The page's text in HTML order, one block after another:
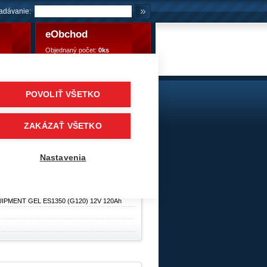
eObchod
Objednaný počet: 0ks
12V 120Ah
karavany, lode, stroje EXIDE EQUIPMENT GEL
GEL ES1350 (G120) 12V 120Ah
POVOLIŤ VŠETKO
ZAKÁZAŤ VŠETKO
Nastavenia